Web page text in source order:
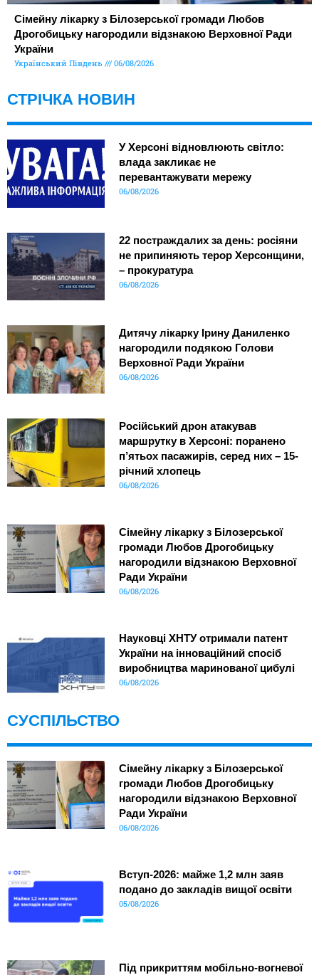
Сімейну лікарку з Білозерської громади Любов
Дрогобицьку нагородили відзнакою Верховної Ради
України
Український Південь 06/08/2026
СТРІЧКА НОВИН
У Херсоні відновлюють світло:
влада закликає не
перевантажувати мережу
06/08/2026
22 постраждалих за день: росіяни
не припиняють терор Херсонщини,
– прокуратура
06/08/2026
Дитячу лікарку Ірину Даниленко
нагородили подякою Голови
Верховної Ради України
06/08/2026
Російський дрон атакував
маршрутку в Херсоні: поранено
п’ятьох пасажирів, серед них – 15-
річний хлопець
06/08/2026
Сімейну лікарку з Білозерської
громади Любов Дрогобицьку
нагородили відзнакою Верховної
Ради України
06/08/2026
Науковці ХНТУ отримали патент
України на інноваційний спосіб
виробництва маринованої цибулі
06/08/2026
СУСПІЛЬСТВО
Сімейну лікарку з Білозерської
громади Любов Дрогобицьку
нагородили відзнакою Верховної
Ради України
06/08/2026
Вступ-2026: майже 1,2 млн заяв
подано до закладів вищої освіти
05/08/2026
Під прикриттям мобільно-вогневої